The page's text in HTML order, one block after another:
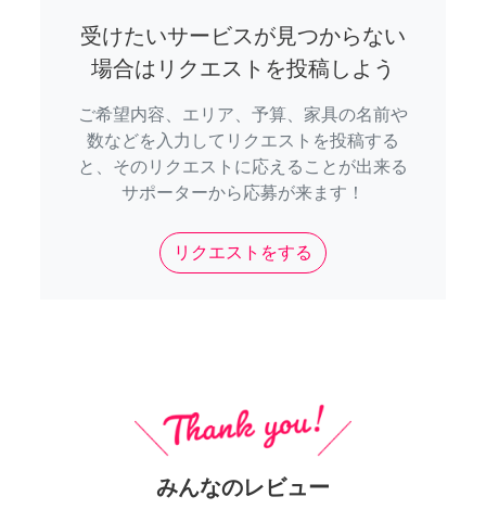
受けたいサービスが見つからない
場合はリクエストを投稿しよう
ご希望内容、エリア、予算、家具の名前や
数などを入力してリクエストを投稿する
と、そのリクエストに応えることが出来る
サポーターから応募が来ます！
リクエストをする
みんなのレビュー